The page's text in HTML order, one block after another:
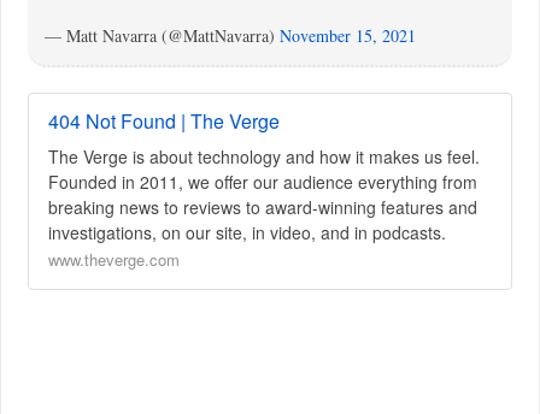
— Matt Navarra (@MattNavarra)November 15, 2021
404 Not Found | The Verge
The Verge is about technology and how it makes us feel.
Founded in 2011, we offer our audience everything from
breaking news to reviews to award-winning features and
investigations, on our site, in video, and in podcasts.
www.theverge.com